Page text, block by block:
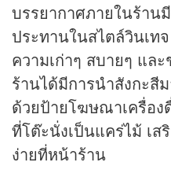
บรรยากาศภายในร้าน
ประทานในสไตล์วินเ
ความเก่าๆ สบายๆ แล
ร้านได้มีการนำสังกะสี
ด้วยป้ายโฆษณาเครื่อง
ที่โต๊ะนั่งเป็นแคร่ไม้ เส
ง่ายที่หน้าร้าน